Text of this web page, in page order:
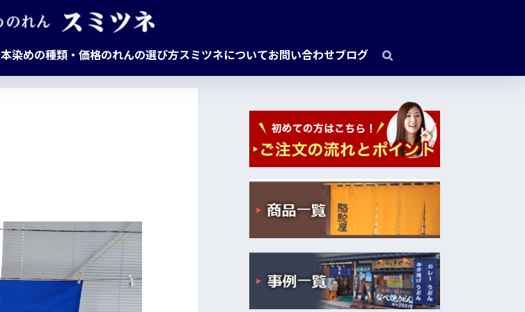
本染めの種類・価格のれんの選び方スミツネについてお問い合わせブログ